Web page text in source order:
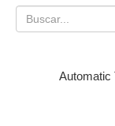
Automatic